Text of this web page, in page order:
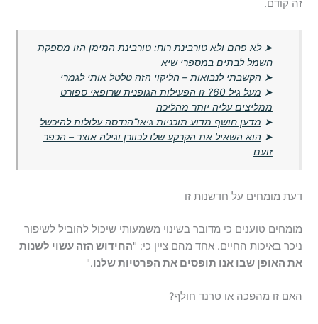
זה קודם.
➤לא פחם ולא טורבינת רוח: טורבינת המימן הזו מספקת
חשמל לבתים במספרי שיא
➤ הקשבתי לנבואות – הליקוי הזה טלטל אותי לגמרי
➤
מעל גיל 60? זו הפעילות הגופנית שרופאי ספורט
ממליצים עליה יותר מהליכה
➤ מדען חושף מדוע תוכניות גיאו־הנדסה עלולות להיכשל
➤ הוא השאיל את הקרקע שלו לכוורן וגילה אוצר – הכפר
זועם
דעת מומחים על חדשנות זו
מומחים טוענים כי מדובר בשינוי משמעותי שיכול להוביל לשיפור
ניכר באיכות החיים. אחד מהם ציין כי: "החידוש הזה עשוי לשנות
את האופן שבו אנו תופסים את הפרטיות שלנו."
האם זו מהפכה או טרנד חולף?